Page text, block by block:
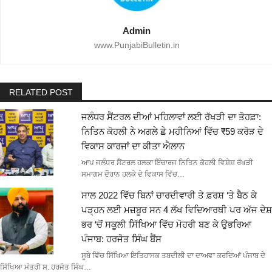
Admin
www.PunjabiBulletin.in
RELATED POST
ਜਲੰਧਰ ਸੈਂਟਰਲ ਦੀਆਂ ਮਹਿਲਾਵਾਂ ਲਈ ਰੱਖੜੀ ਦਾ ਤੋਹਫ਼ਾ:
ਨਿਤਿਨ ਕੋਹਲੀ ਨੇ ਅਗਲੇ ਛੇ ਮਹੀਨਿਆਂ ਵਿੱਚ ₹59 ਕਰੋੜ ਦੇ
ਵਿਕਾਸ ਕਾਰਜਾਂ ਦਾ ਕੀਤਾ ਐਲਾਨ
ਆਪ ਜਲੰਧਰ ਸੈਂਟਰਲ ਹਲਕਾ ਇੰਚਾਰਜ ਨਿਤਿਨ ਕੋਹਲੀ ਵਿਸ਼ੇਸ਼ ਰੱਖੜੀ
ਸਮਾਗਮ ਦੌਰਾਨ ਹਲਕੇ ਦੇ ਵਿਕਾਸ ਵਿੱਚ…
ਸਾਲ 2022 ਵਿੱਚ ਬਿਨਾਂ ਚਾਰਦੀਵਾਰੀ ਤੇ ਫ਼ਰਸ਼ ‘ਤੇ ਬੈਠ ਕੇ
ਪੜ੍ਹਨ ਲਈ ਮਜ਼ਬੂਰ ਸਨ 4 ਲੱਖ ਵਿਦਿਆਰਥੀ ਪਰ ਅੱਜ ਦੇਸ਼
ਭਰ ‘ਚੋਂ ਸਕੂਲੀ ਸਿੱਖਿਆ ਵਿੱਚ ਮੋਹਰੀ ਬਣ ਕੇ ਉਭਰਿਆ
ਪੰਜਾਬ: ਹਰਜੋਤ ਸਿੰਘ ਬੈਂਸ
ਸੂਬੇ ਵਿੱਚ ਸਿੱਖਿਆ ਇਤਿਹਾਸਕ ਤਬਦੀਲੀ ਦਾ ਦਾਅਵਾ ਕਰਦਿਆਂ ਪੰਜਾਬ ਦੇ
ਸਿੱਖਿਆ ਮੰਤਰੀ ਸ. ਹਰਜੋਤ ਸਿੰਘ…